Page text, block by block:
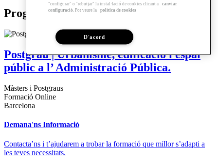
Programes relacionats
Postgrau | Urbanisme, edificació i espai
públic a l’ Administració Pública.
Màsters i Postgraus
Formació Online
Barcelona
Demana'ns Informació
Contacta’ns i t’ajudarem a trobar la formació que millor s’adapti a
les teves necessitats.
"configurar" o "rebutjar" la instal·lació de cookies clicant a
canviar
configuració . Pot veure la política de cookies
D'acord